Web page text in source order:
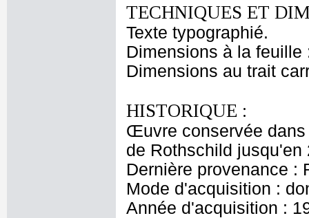
TECHNIQUES ET
Texte typographié.
Dimensions à la
Dimensions au trait
HISTORIQUE :
Œuvre conservée dans
de Rothschild jusqu'en
Dernière provenance :
Mode d'acquisition :
Année d'acquisition :